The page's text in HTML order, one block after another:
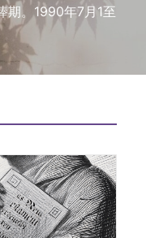
期。1990年7月1至